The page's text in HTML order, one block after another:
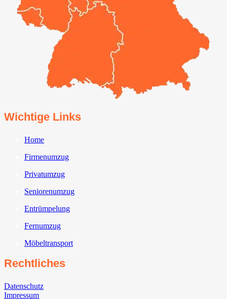
Wichtige Links
Home
Firmenumzug
Privatumzug
Seniorenumzug
Entrümpelung
Fernumzug
Möbeltransport
Rechtliches
Datenschutz
Impressum